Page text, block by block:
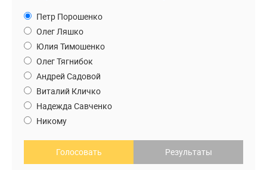
Петр Порошенко
Олег Ляшко
Юлия Тимошенко
Олег Тягнибок
Андрей Садовой
Виталий Кличко
Надежда Савченко
Никому
Голосовать Результаты